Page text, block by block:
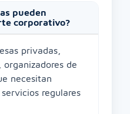
pueden
corporativo?
privadas,
de
necesitan
regulares